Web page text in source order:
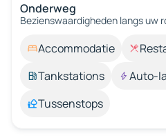
Onderweg
Bezienswaardigheden langs uw
Accommodatie
Tankstations
Auto-
Tussenstops